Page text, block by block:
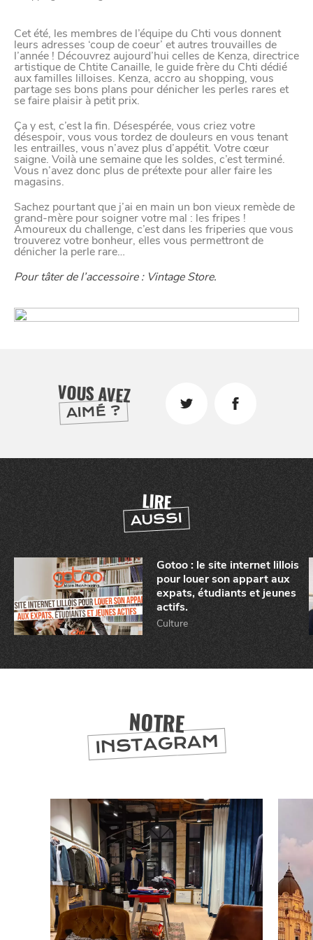
Cet été, les membres de l’équipe du Chti vous donnent
leurs adresses ‘coup de coeur’ et autres trouvailles de
l’année ! Découvrez aujourd’hui celles de Kenza, directrice
artistique de Chtite Canaille, le guide frère du Chti dédié
aux familles lilloises. Kenza, accro au shopping, vous
partage ses bons plans pour dénicher les perles rares et
se faire plaisir à petit prix.
Ça y est, c’est la fin. Désespérée, vous criez votre
désespoir, vous vous tordez de douleurs en vous tenant
les entrailles, vous n’avez plus d’appétit. Votre cœur
saigne. Voilà une semaine que les soldes, c’est terminé.
Vous n’avez donc plus de prétexte pour aller faire les
magasins.
Sachez pourtant que j’ai en main un bon vieux remède de
grand-mère pour soigner votre mal : les fripes !
Amoureux du challenge, c’est dans les friperies que vous
trouverez votre bonheur, elles vous permettront de
dénicher la perle rare…
Pour tâter de l’accessoire : Vintage Store.
VOUS AVEZ
AIMÉ ?
LIRE
AUSSI
Gotoo : le site internet lillois
pour louer son appart aux
expats, étudiants et jeunes
actifs.
Culture
NOTRE
INSTAGRAM
CHTITE
BONS PLANS ET ADRESSES
confidentialité
Afin de faciliter votre navigation et de vous
apporter le meilleur service possible, nous utilisons
visiteurs, notamment selon la fréquentation.
Nos politique de confidentialité